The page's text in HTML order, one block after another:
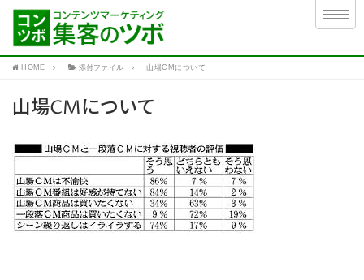
HOME 添付ファイル 山場CMについて
山場CMについて